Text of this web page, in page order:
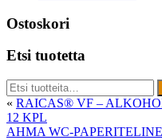
Ostoskori
Etsi tuotetta
Etsi:
« RAICAS® VF –
12 KPL
AHMA WC-PAPERITELINE